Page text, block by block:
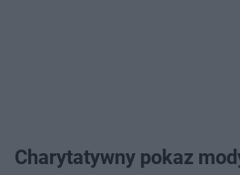
Charytatywny pokaz